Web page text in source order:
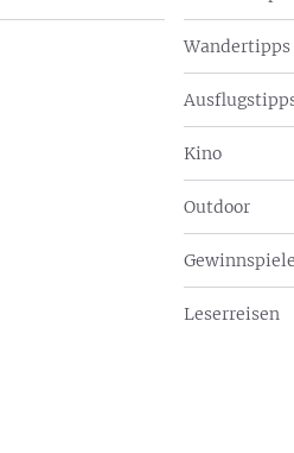
Wandertipps
Kino
Outdoor
Gewinnspiele
Leserreisen